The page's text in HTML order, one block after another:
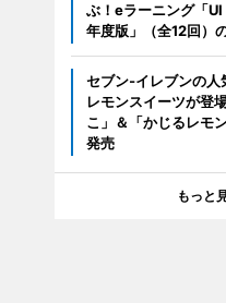
ぶ！eラーニング「
年度版」（全12回）
セブン‐イレブンの
レモンスイーツが登
こ」＆「かじるレモ
発売
もっと